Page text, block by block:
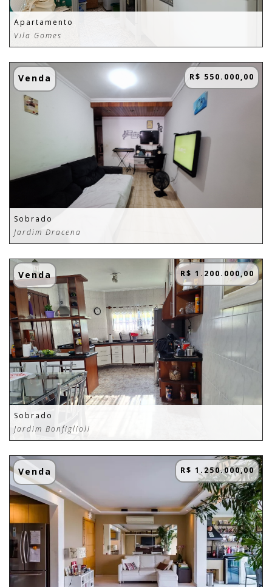
Apartamento
Vila Gomes
Venda R$ 550.000,00
Sobrado
Jardim Dracena
Venda R$ 1.200.000,00
Sobrado
Jardim Bonfiglioli
Venda R$ 1.250.000,00